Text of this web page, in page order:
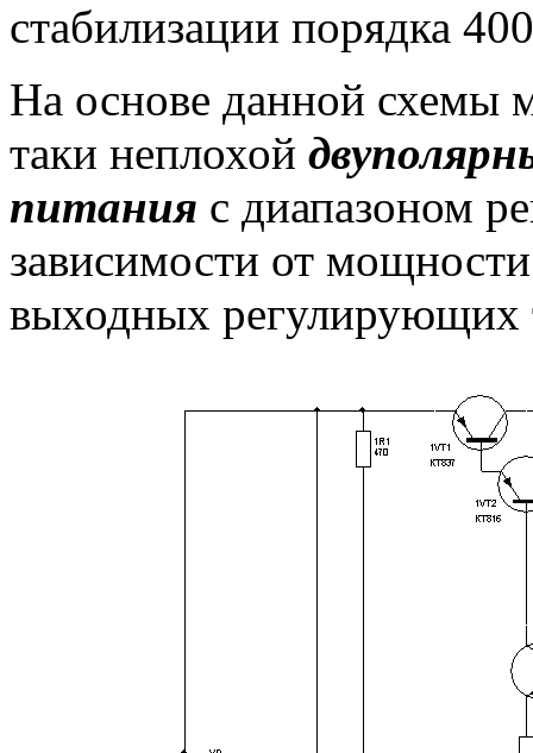
стабилизации порядка
На основе данной схемы
таки неплохой
питания с диапазоном
зависимости от
выходных регулирующих